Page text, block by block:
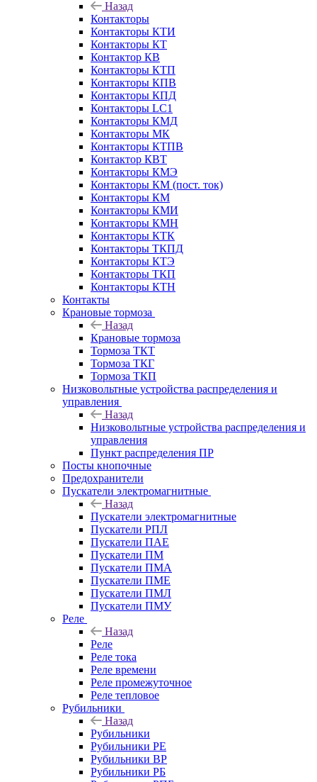
Назад
Контакторы
Контакторы КТИ
Контакторы КТ
Контактор КВ
Контакторы КТП
Контакторы КПВ
Контакторы КПД
Контакторы LC1
Контакторы КМД
Контакторы МК
Контакторы КТПВ
Контактор КВТ
Контакторы КМЭ
Контакторы КМ (пост. ток)
Контакторы КМ
Контакторы КМИ
Контакторы КМН
Контакторы КТК
Контакторы ТКПД
Контакторы КТЭ
Контакторы ТКП
Контакторы КТН
Контакты
Крановые тормоза
Назад
Крановые тормоза
Тормоза ТКТ
Тормоза ТКГ
Тормоза ТКП
Низковольтные устройства распределения и
управления
Назад
Низковольтные устройства распределения и
управления
Пункт распределения ПР
Посты кнопочные
Предохранители
Пускатели электромагнитные
Назад
Пускатели электромагнитные
Пускатели РПЛ
Пускатели ПАЕ
Пускатели ПМ
Пускатели ПМА
Пускатели ПМЕ
Пускатели ПМЛ
Пускатели ПМУ
Реле
Назад
Реле
Реле тока
Реле времени
Реле промежуточное
Реле тепловое
Рубильники
Назад
Рубильники
Рубильники РЕ
Рубильники ВР
Рубильники РБ